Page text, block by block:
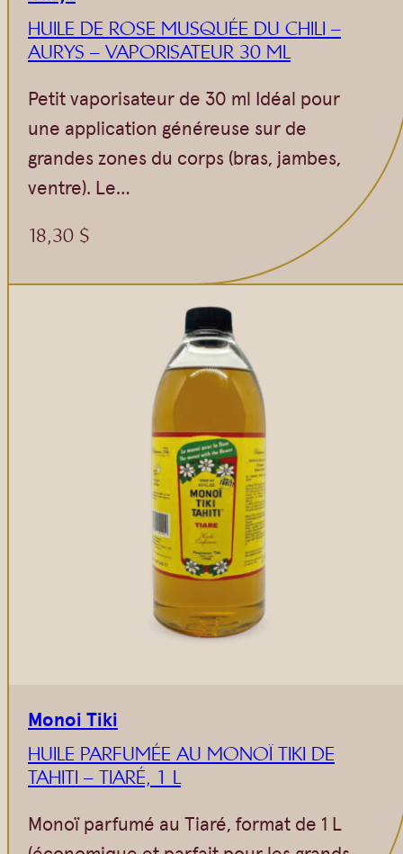
HUILE DE ROSE MUSQUÉE DU CHILI –
AURYS – VAPORISATEUR 30 ML
Petit vaporisateur de 30 ml Idéal pour
une application généreuse sur de
grandes zones du corps (bras, jambes,
ventre). Le…
18,30 $
Monoi Tiki
HUILE PARFUMÉE AU MONOÏ TIKI DE
TAHITI – TIARÉ, 1 L
Monoï parfumé au Tiaré, format de 1 L